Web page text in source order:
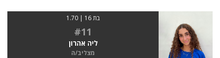
בת 16 | 1.70
#11
ליה אהרון
מצליב/ה